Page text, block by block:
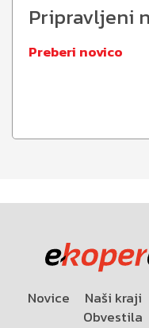
Pripravljeni
Preberi novico
Novice Naši kraji
Obvestila